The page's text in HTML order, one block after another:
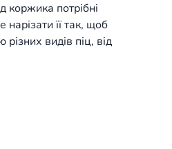
коржика потрібні
її так, щоб
видів піц, від